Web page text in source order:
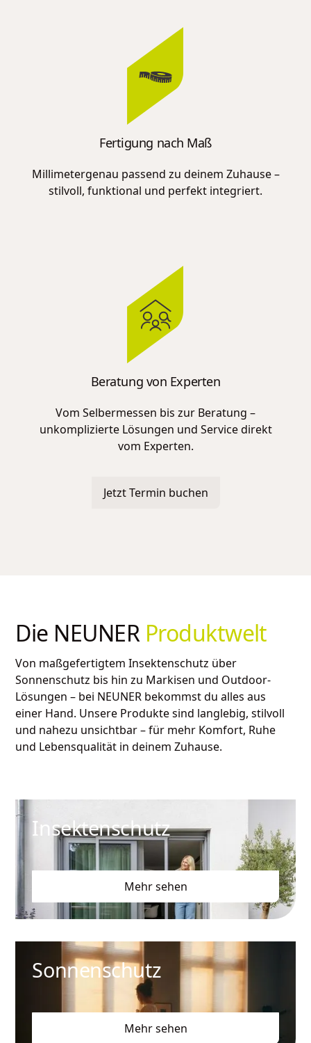
Fertigung nach Maß
Millimetergenau passend zu deinem Zuhause –
stilvoll, funktional und perfekt integriert.
Beratung von Experten
Vom Selbermessen bis zur Beratung –
unkomplizierte Lösungen und Service direkt
vom Experten.
Jetzt Termin buchen
Die NEUNER Produktwelt
Von maßgefertigtem Insektenschutz über
Sonnenschutz bis hin zu Markisen und Outdoor-
Lösungen – bei NEUNER bekommst du alles aus
einer Hand. Unsere Produkte sind langlebig, stilvoll
und nahezu unsichtbar – für mehr Komfort, Ruhe
und Lebensqualität in deinem Zuhause.
Insektenschutz
Mehr sehen
Sonnenschutz
Mehr sehen